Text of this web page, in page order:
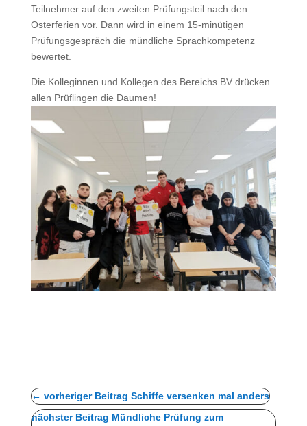
Teilnehmer auf den zweiten Prüfungsteil nach den
Osterferien vor. Dann wird in einem 15-minütigen
Prüfungsgespräch die mündliche Sprachkompetenz
bewertet.
Die Kolleginnen und Kollegen des Bereichs BV drücken
allen Prüflingen die Daumen!
← vorheriger Beitrag Schiffe versenken mal anders
nächster Beitrag Mündliche Prüfung zum